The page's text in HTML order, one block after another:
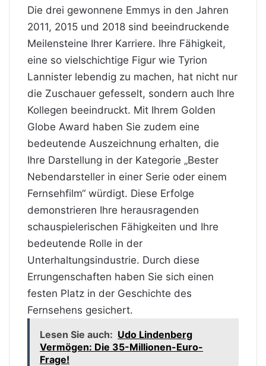
Die drei gewonnene Emmys in den Jahren
2011, 2015 und 2018 sind beeindruckende
Meilensteine Ihrer Karriere. Ihre Fähigkeit,
eine so vielschichtige Figur wie Tyrion
Lannister lebendig zu machen, hat nicht nur
die Zuschauer gefesselt, sondern auch Ihre
Kollegen beeindruckt. Mit Ihrem Golden
Globe Award haben Sie zudem eine
bedeutende Auszeichnung erhalten, die
Ihre Darstellung in der Kategorie „Bester
Nebendarsteller in einer Serie oder einem
Fernsehfilm“ würdigt. Diese Erfolge
demonstrieren Ihre herausragenden
schauspielerischen Fähigkeiten und Ihre
bedeutende Rolle in der
Unterhaltungsindustrie. Durch diese
Errungenschaften haben Sie sich einen
festen Platz in der Geschichte des
Fernsehens gesichert.
Lesen Sie auch: Udo Lindenberg
Vermögen: Die 35-Millionen-Euro-
Frage!